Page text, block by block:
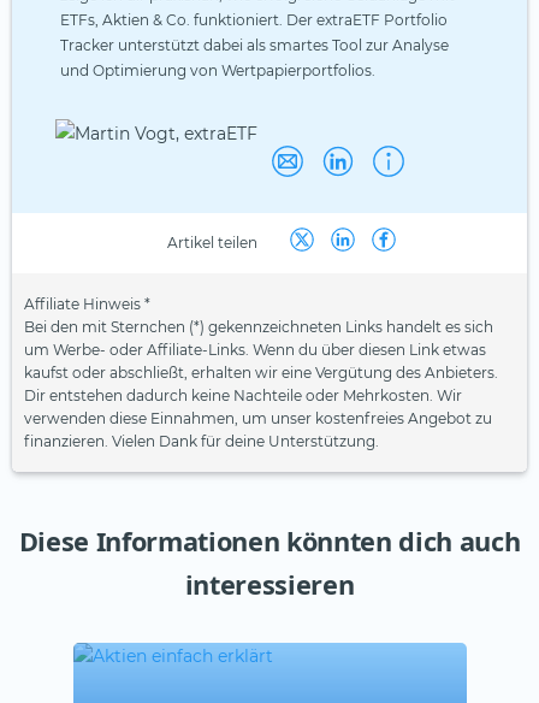
ETFs, Aktien & Co. funktioniert. Der extraETF Portfolio
Tracker unterstützt dabei als smartes Tool zur Analyse
und Optimierung von Wertpapierportfolios.
Artikel teilen
Affiliate Hinweis *
Bei den mit Sternchen (*) gekennzeichneten Links handelt es sich
um Werbe- oder Affiliate-Links. Wenn du über diesen Link etwas
kaufst oder abschließt, erhalten wir eine Vergütung des Anbieters.
Dir entstehen dadurch keine Nachteile oder Mehrkosten. Wir
verwenden diese Einnahmen, um unser kostenfreies Angebot zu
finanzieren. Vielen Dank für deine Unterstützung.
Diese Informationen könnten dich auch
interessieren